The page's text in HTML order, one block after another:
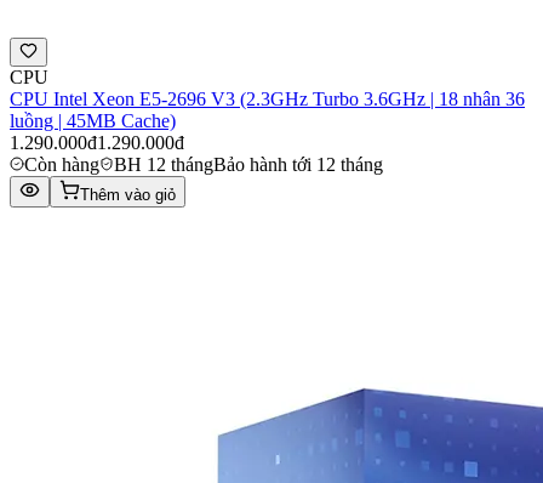
CPU
CPU Intel Xeon E5-2696 V3 (2.3GHz Turbo 3.6GHz | 18 nhân 36
luồng | 45MB Cache)
1.290.000đ1.290.000đ
Còn hàng
BH 12 thángBảo hành tới 12 tháng
Thêm vào giỏ